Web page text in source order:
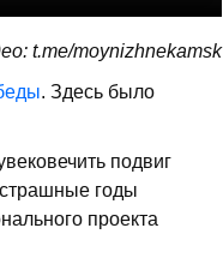
t.me/moynizhnekamsk
. Здесь было
подвиг
годы
проекта